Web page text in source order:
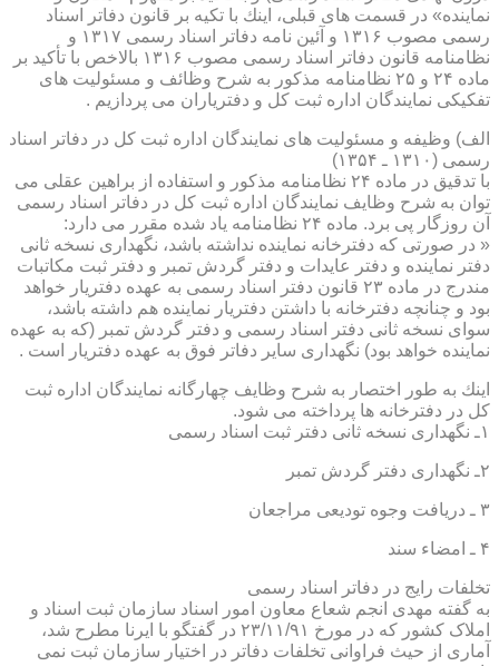
نماینده» در قسمت های قبلی، اینك با تكیه بر قانون دفاتر اسناد
رسمی مصوب ۱۳۱۶ و آئین نامه دفاتر اسناد رسمی ۱۳۱۷ و
نظامنامه قانون دفاتر اسناد رسمی مصوب ۱۳۱۶ بالاخص با تأكید بر
ماده ۲۴ و ۲۵ نظامنامه مذكور به شرح وظائف و مسئولیت های
تفكیكی نمایندگان اداره ثبت كل و دفتریاران می پردازیم .
الف) وظیفه و مسئولیت های نمایندگان اداره ثبت كل در دفاتر اسناد
رسمی (۱۳۱۰ ـ ۱۳۵۴)
با تدقیق در ماده ۲۴ نظامنامه مذكور و استفاده از براهین عقلی می
توان به شرح وظایف نمایندگان اداره ثبت كل در دفاتر اسناد رسمی
آن روزگار پی برد. ماده ۲۴ نظامنامه یاد شده مقرر می دارد:
« در صورتی كه دفترخانه نماینده نداشته باشد، نگهداری نسخه ثانی
دفتر نماینده و دفتر عایدات و دفتر گردش تمبر و دفتر ثبت مكاتبات
مندرج در ماده ۲۳ قانون دفتر اسناد رسمی به عهده دفتریار خواهد
بود و چنانچه دفترخانه با داشتن دفتریار نماینده هم داشته باشد،
سوای نسخه ثانی دفتر اسناد رسمی و دفتر گردش تمبر (كه به عهده
نماینده خواهد بود) نگهداری سایر دفاتر فوق به عهده دفتریار است .
اینك به طور اختصار به شرح وظایف چهارگانه نمایندگان اداره ثبت
كل در دفترخانه ها پرداخته می شود.
۱ـ نگهداری نسخه ثانی دفتر ثبت اسناد رسمی
۲ـ نگهداری دفتر گردش تمبر
۳ ـ دریافت وجوه تودیعی مراجعان
۴ ـ امضاء سند
تخلفات رایج در دفاتر اسناد رسمی
به گفته مهدی انجم شعاع معاون امور اسناد سازمان ثبت اسناد و
املاک کشور که در مورخ ۲۳/۱۱/۹۱ در گفتگو با ایرنا مطرح شد،
آماری از حیث فراوانی تخلفات دفاتر در اختیار سازمان ثبت نمی